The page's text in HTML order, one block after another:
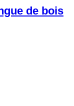
de bois